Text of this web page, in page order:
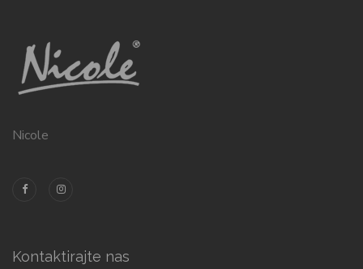
Nicole
Kontaktirajte nas